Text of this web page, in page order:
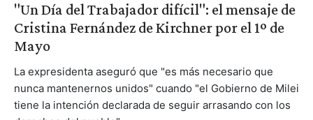
"Un Día del Trabajador difícil": el mensaje de
Cristina Fernández de Kirchner por el 1º de
Mayo
La expresidenta aseguró que "es más necesario que
nunca mantenernos unidos" cuando "el Gobierno de Milei
tiene la intención declarada de seguir arrasando con los